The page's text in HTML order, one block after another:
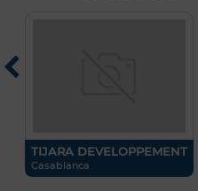
TIJARA DEVELOPPEMENT
Casablanca